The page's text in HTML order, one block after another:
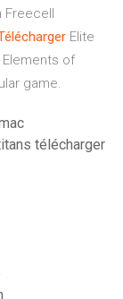
Elite
of
game.
télécharger